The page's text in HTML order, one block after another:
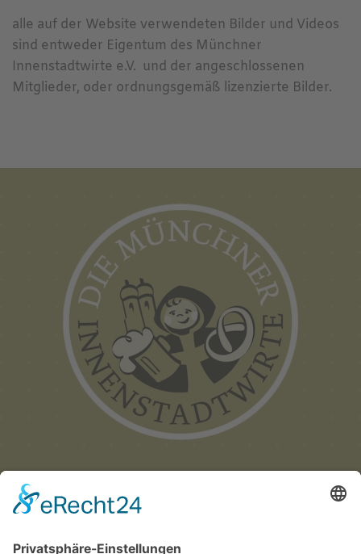
alle auf der Website verwendeten Bilder und Videos
sind entweder Eigentum des Münchner
Innenstadtwirte e.V. und der angeschlossenen
Mitglieder, oder ordnungsgemäß lizenzierte Bilder.
Münchner
Innenstadtwirte e.V.